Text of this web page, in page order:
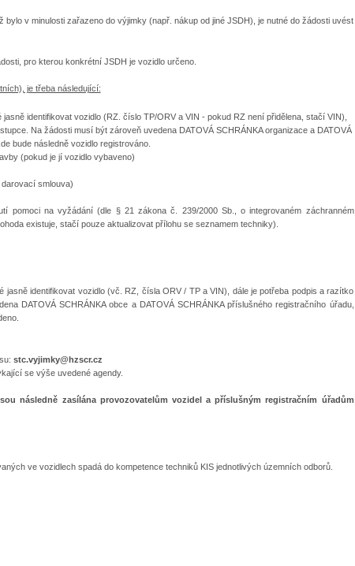
bylo v minulosti zařazeno do výjimky (např. nákup od jiné JSDH), je nutné do žádosti uvést
pro kterou konkrétní JSDH je vozidlo určeno.
je třeba následující:
identifikovat vozidlo (RZ. číslo TP/ORV a VIN - pokud RZ není přidělena, stačí VIN),
Na žádosti musí být zároveň uvedena DATOVÁ SCHRÁNKA organizace a DATOVÁ
bude následně vozidlo registrováno.
(pokud je jí vozidlo vybaveno)
smlouva)
pomoci na vyžádání (dle § 21 zákona č. 239/2000 Sb., o integrovaném záchranném
existuje, stačí pouze aktualizovat přílohu se seznamem techniky).
identifikovat vozidlo (vč. RZ, čísla ORV / TP a VIN), dále je potřeba podpis a razítko
DATOVÁ SCHRÁNKA obce a DATOVÁ SCHRÁNKA příslušného registračního úřadu,
stc.vyjimky@hzscr.cz
se výše uvedené agendy.
následně zasílána provozovatelům vozidel a příslušným registračním úřadům
ve vozidlech spadá do kompetence techniků KIS jednotlivých územních odborů.